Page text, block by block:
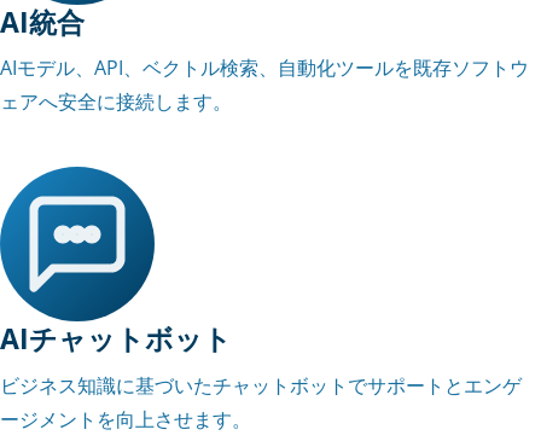
AI統合
AIモデル、API、ベクトル検索、自動化ツールを既存ソフトウ
ェアへ安全に接続します。
AIチャットボット
ビジネス知識に基づいたチャットボットでサポートとエンゲ
ージメントを向上させます。